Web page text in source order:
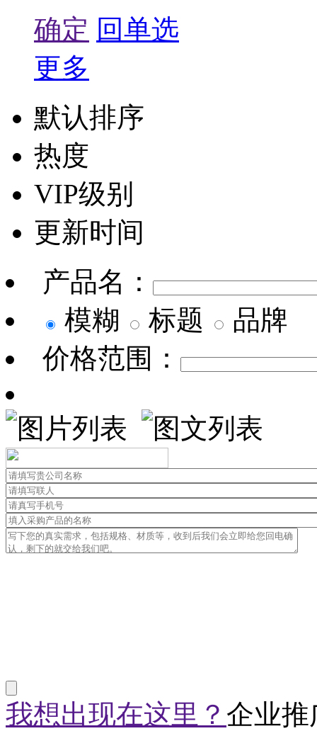
确定 回单选
更多
默认排序
热度
VIP级别
更新时间
产品名：
模糊
标题
品牌
价格范围：
我想出现在这里？ 企业推